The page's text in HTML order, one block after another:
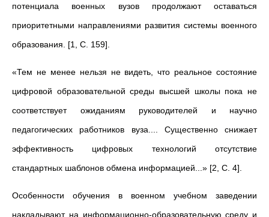
потенциала военных вузов продолжают оставаться
приоритетными направлениями развития системы военного
образования. [1, C. 159].
«Тем не менее нельзя не видеть, что реальное состояние
цифровой образовательной среды высшей школы пока не
соответствует ожиданиям руководителей и научно
педагогических работников вуза.... Существенно снижает
эффективность цифровых технологий отсутствие
стандартных шаблонов обмена информацией...» [2, C. 4].
Особенности обучения в военном учебном заведении
накладывают на информационно-образовательную среду и